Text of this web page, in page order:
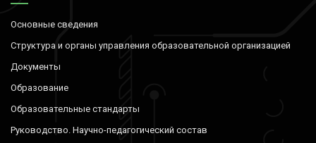
Основные сведения
Структура и органы управления образовательной организацией
Документы
Образование
Образовательные стандарты
Руководство. Научно-педагогический состав